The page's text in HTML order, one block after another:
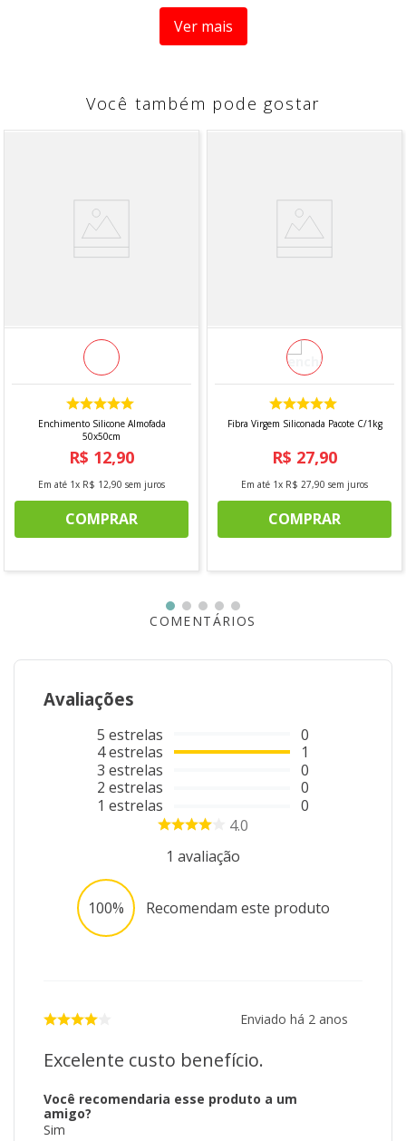
oferecer maior controle da luminosidade.
Com 5,40 metros de largura total (medida com a peça
2,80 metros é ideal para cobrir janelas e portas com
Características:
Modelo: Inove Duplex Mônaco
Marca: Bella Janela
Ver mais
Você também pode gostar
Enchimento Silicone Almofada
50x50cm
R$ 12,90
Em até 1x R$ 12,90 sem juros
COMPRAR
Fibra Virgem Siliconada Pacote C/1kg
R$ 27,90
Em até 1x R$ 27,90 sem juros
COMPRAR
COMENTÁRIOS
Avaliações
5 estrelas
4estrelas
3 estrelas
2 estrelas
1 estrelas
0
1
0
0
0
4.0
1 avaliação
100% Recomendam este produto
Enviado há 2 anos
Excelente custo benefício.
Você recomendaria esse produto a um
amigo?
Sim